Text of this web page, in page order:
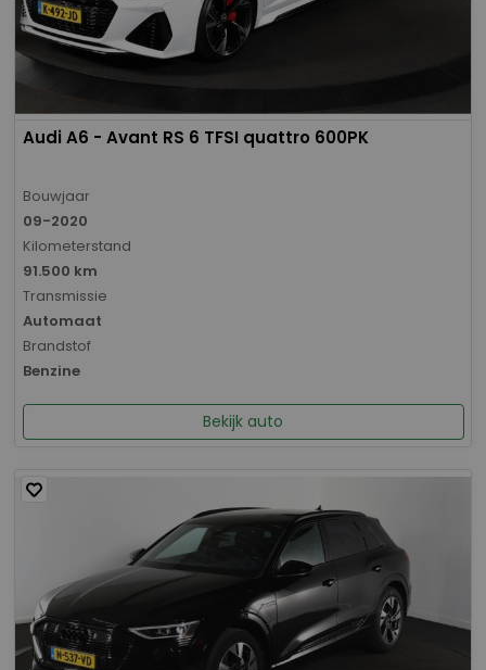
Audi A6 - Avant RS 6 TFSI quattro 600PK
Bouwjaar
09-2020
Kilometerstand
91.500 km
Transmissie
Automaat
Brandstof
Benzine
Bekijk auto